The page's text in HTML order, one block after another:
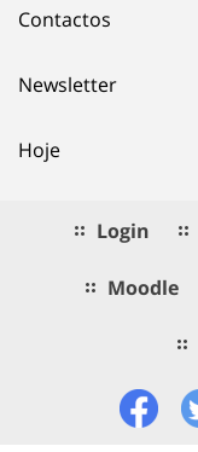
Contactos
Newsletter
Hoje
Login
Moodle